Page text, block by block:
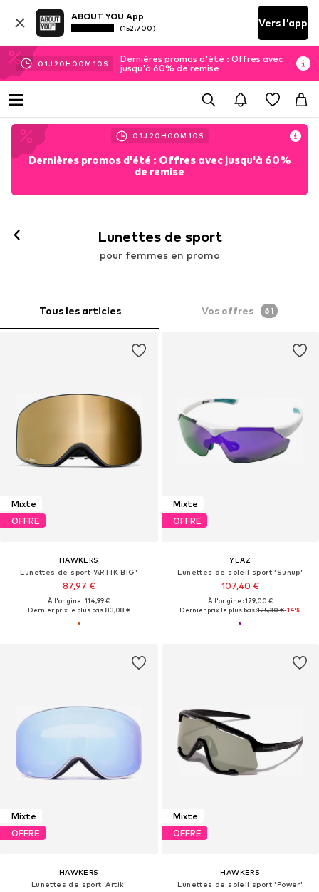
ABOUT YOU App
(152.700) Vers l'app
01J 20H 00M 08 S
Dernières promos d'été : Offres avec
jusqu'à 60% de remise
01J 20H 00M 08 S
Dernières promos d'été : Offres avec jusqu'à 60%
de remise
Lunettes de sport
pour femmes en promo
Tous les articles Vos offres 61
Mixte
OFFRE
HAWKERS
Lunettes de sport 'ARTIK BIG'
87,97 €
À l'origine : 114,99 €
Dernier prix le plus bas :83,08 €
Mixte
OFFRE
YEAZ
Lunettes de soleil sport 'Sunup'
107,40 €
À l'origine : 179,00 €
Dernier prix le plus bas :125,30 €-14%
Mixte
OFFRE
HAWKERS
Lunettes de sport 'Artik'
Mixte
OFFRE
HAWKERS
Lunettes de soleil sport 'Power'